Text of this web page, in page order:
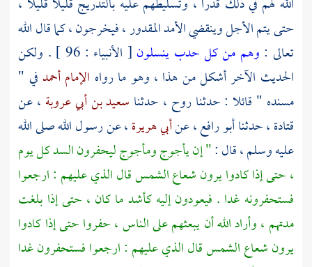
حتى يتم الأجل وينقضي الأمد المقدور ، فيخرجون ، كما قال الله
تعالى : وهم من كل حدب ينسلون
[ الأنبياء : 96 ] . ولكن
الحديث الآخر أشكل من هذا ، وهو ما رواه الإمام أحمدفي "
مسنده " قائلا : حدثناروح ، حدثنا سعيد بن أبي عروبة ، عن
قتادة ،حدثناأبو رافع، عنأبي هريرة، عن رسول الله صلى الله
عليه وسلم ، قال :" إن يأجوج ومأجوج ليحفرون السد كل يوم
، حتى إذا كادوا يرون شعاع الشمس قال الذي عليهم : ارجعوا
فستحفرونه غدا . فيعودون إليه كأشد ما كان ، حتى إذا بلغت
مدتهم ، وأراد الله أن يبعثهم على الناس ، حفروا حتى إذا كادوا
يرون شعاع الشمس قال الذي عليهم : ارجعوا فستحفرون غدا